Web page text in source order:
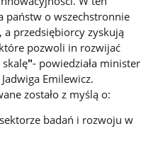
państw o wszechstronnie
przedsiębiorcy zyskują
pozwoli in rozwijać
skalę"- powiedziała minister
Emilewicz.
zostało z myślą o:
badań i rozwoju w